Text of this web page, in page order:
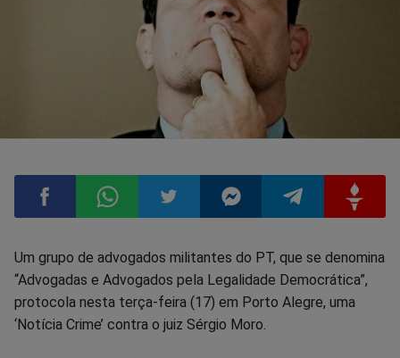
Compartilhar
no
Compartilhar
no
Compartilhar
no
Compartilhar
no
Compartilhar
no
no
Um grupo de advogados militantes do PT, que se denomina
“Advogadas e Advogados pela Legalidade Democrática”,
protocola nesta terça-feira (17) em Porto Alegre, uma
‘Notícia Crime’ contra o juiz Sérgio Moro.